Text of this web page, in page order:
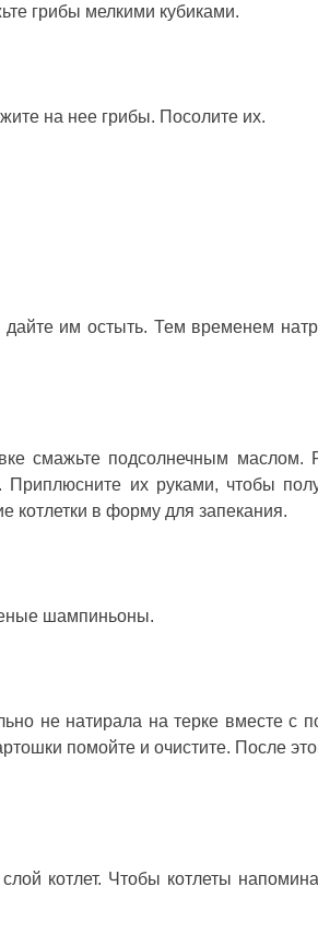
грибы мелкими кубиками.
на нее грибы. Посолите их.
им остыть. Тем временем
смажьте подсолнечным маслом.
их руками, чтобы
котлетки в форму для запекания.
шампиньоны.
не натирала на терке вместе с
помойте и очистите. После
котлет. Чтобы котлеты